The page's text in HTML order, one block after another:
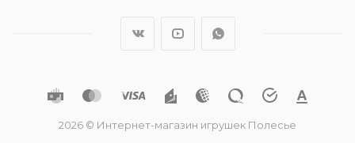
2026 © Интернет-магазин игрушек Полесье